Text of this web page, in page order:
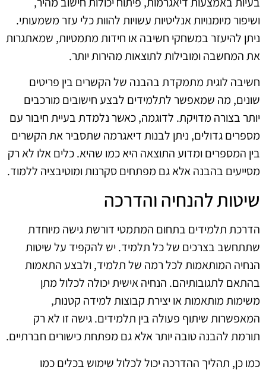
ושיפור מיומנויות אנליטיות עשויות להוות כלי עזר משמעותי.
ניתן להיעזר במשחקי חשיבה או חידות מתמטיות, שמאתגרות
את המחשבה ומובילות לתוצאות מהירות יותר.
חשיבה לוגית מתמקדת בהבנה של הקשרים בין פריטים
שונים, מה שמאפשר לתלמידים לבצע חישובים מורכבים
יותר בצורה מדויקת. לדוגמה, כאשר נלמדת בעיית חיבור עם
מספרים גדולים, ניתן לבנות דיאגרמה שתסביר את הקשרים
בין המספרים ומדוע התוצאה היא כמו שהיא. כלים אלו לא רק
מסייעים בהבנה אלא גם מפתחים סקרנות ומוטיבציה ללמוד.
שיטות להנחיה והדרכה
הדרכת תלמידים בתחום המתמטי דורשת גישה מיוחדת
שתתחשב בצרכים של כל תלמיד. יש להקפיד על שיטות
הנחיה המותאמות לכל רמה של תלמיד, ולבצע התאמות
בהתאם לתגובותיהם. הנחיה אישית יכולה לכלול מתן
משימות מותאמות או יצירת קבוצות למידה קטנות,
המאפשרות שיתוף פעולה בין תלמידים. גישה זו לא רק
תורמת להבנה טובה יותר אלא גם מפתחת כישורים חברתיים.
כמו כן, תהליך ההדרכה יכול לכלול שימוש בכלים כמו